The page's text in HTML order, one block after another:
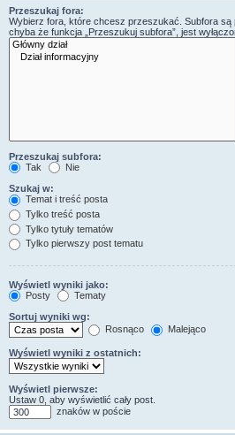
Przeszukaj fora:
Wybierz fora, które chcesz przeszukać. Subfora są
chyba że funkcja „Przeszukuj subfora”, jest
Przeszukaj subfora:
Tak
Nie
Szukaj w:
Temat i treść posta
Tylko treść posta
Tylko tytuły tematów
Tylko pierwszy post tematu
Wyświetl wyniki jako:
Posty
Tematy
Sortuj wyniki wg:
Rosnąco
Malejąco
Wyświetl wyniki z ostatnich:
Wyświetl pierwsze:
Ustaw 0, aby wyświetlić cały post.
znaków w poście